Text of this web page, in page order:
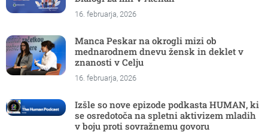
16. februarja, 2026
Manca Peskar na okrogli mizi ob
mednarodnem dnevu žensk in deklet v
znanosti v Celju
16. februarja, 2026
Izšle so nove epizode podkasta HUMAN, ki
se osredotoča na spletni aktivizem mladih
v boju proti sovražnemu govoru